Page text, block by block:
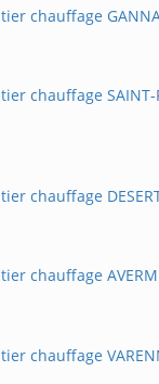
chauffage
chauffage SAINT-
chauffage
chauffage
chauffage